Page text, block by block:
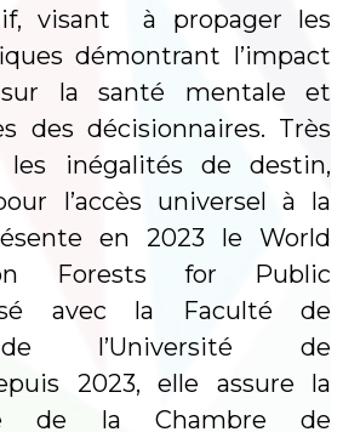
visant à propager les
démontrant l’impact
la santé mentale et
des décisionnaires. Très
les inégalités de destin,
l’accès universel à la
en 2023 le World
Forests for Public
avec la Faculté de
l’Université de
2023, elle assure la
de la Chambre de